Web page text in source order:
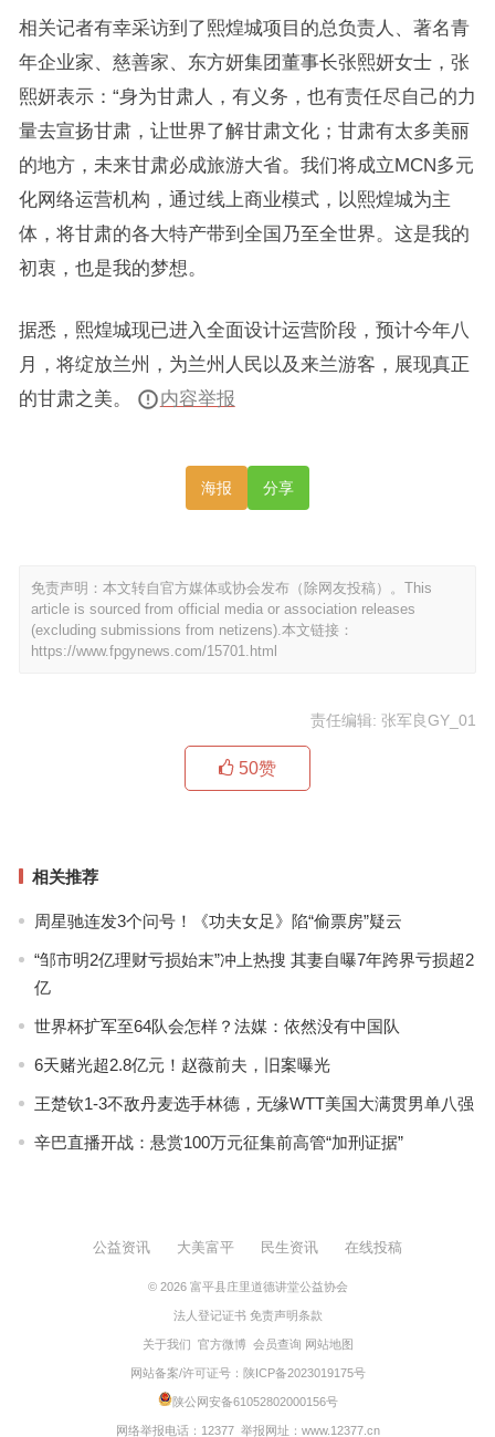
相关记者有幸采访到了熙煌城项目的总负责人、著名青
年企业家、慈善家、东方妍集团董事长张熙妍女士，张
熙妍表示：“身为甘肃人，有义务，也有责任尽自己的力
量去宣扬甘肃，让世界了解甘肃文化；甘肃有太多美丽
的地方，未来甘肃必成旅游大省。我们将成立MCN多元
化网络运营机构，通过线上商业模式，以熙煌城为主
体，将甘肃的各大特产带到全国乃至全世界。这是我的
初衷，也是我的梦想。
据悉，熙煌城现已进入全面设计运营阶段，预计今年八
月，将绽放兰州，为兰州人民以及来兰游客，展现真正
的甘肃之美。
内容举报
海报 分享
免责声明：本文转自官方媒体或协会发布（除网友投稿）。This
article is sourced from official media or association releases
(excluding submissions from netizens).本文链接：
https://www.fpgynews.com/15701.html
责任编辑: 张军良GY_01
50赞
相关推荐
周星驰连发3个问号！《功夫女足》陷“偷票房”疑云
“邹市明2亿理财亏损始末”冲上热搜 其妻自曝7年跨界亏损超2
亿
世界杯扩军至64队会怎样？法媒：依然没有中国队
6天赌光超2.8亿元！赵薇前夫，旧案曝光
王楚钦1-3不敌丹麦选手林德，无缘WTT美国大满贯男单八强
辛巴直播开战：悬赏100万元征集前高管“加刑证据”
公益资讯 大美富平 民生资讯 在线投稿
© 2026 富平县庄里道德讲堂公益协会
法人登记证书 免责声明条款
关于我们 官方微博 会员查询 网站地图
网站备案/许可证号： 陕ICP备2023019175号
陕公网安备61052802000156号
网络举报电话：12377 举报网址： www.12377.cn